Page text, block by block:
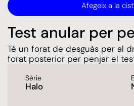
Afegeix a la
Test anular per
Té un forat de desguàs per al
forat posterior per penjar el
Sèrie
Halo